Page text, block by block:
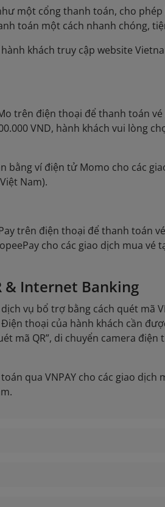
một cổng thanh toán, cho
toán một cách nhanh chóng,
khách truy cập website
trên điện thoại để thanh toán
VND, hành khách vui lòng
ví điện tử Momo cho các
Nam).
trên điện thoại để thanh toán
cho các giao dịch mua vé
& Internet Banking
vụ bổ trợ bằng cách quét mã
thoại của hành khách cần
mã QR”, di chuyển camera
qua VNPAY cho các giao dịch